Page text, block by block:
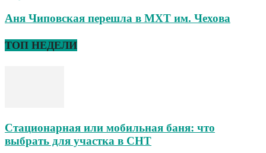
Аня Чиповская перешла в МХТ им. Чехова
ТОП НЕДЕЛИ
Стационарная или мобильная баня: что
выбрать для участка в СНТ